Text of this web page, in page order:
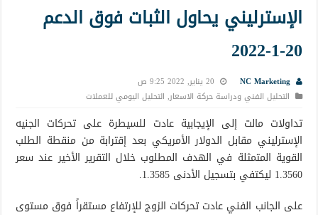
الإسترليني يحاول الثبات فوق الدعم
20-1-2022
NC Marketing
20 يناير, 2022 9:25 ص
التحليل الفني ودراسة حركة الاسعار, التحليل اليومي للعملات
تداولات مالت إلى الإيجابية عادت للسيطرة على تحركات الجنيه
الإسترليني مقابل الدولار الأمريكي بعد إقترابة من منقطة الطلب
القوية المتمثلة في الهدف المطلوب خلال التقرير الأخير عند سعر
1.3560 ليكتفي بتسجيل الأدنى 1.3585.
على الجانب الفني عادت تحركات الزوج للإرتفاع مستقراً فوق مستوى